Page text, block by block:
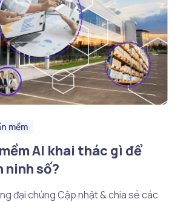
mềm
AI khai thác gì để
ninh số?
đại chúng Cập nhật & chia sẻ các